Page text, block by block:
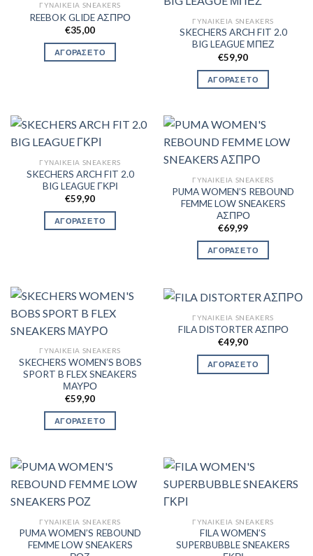
ΓΥΝΑΙΚΕΊΑ SNEAKERS
REEBOK GLIDE ΑΣΠΡΟ
€35,00
ΑΓΟΡΑΣΕ ΤΟ
ΓΥΝΑΙΚΕΊΑ SNEAKERS
SKECHERS ARCH FIT 2.0
BIG LEAGUE ΜΠΕΖ
€59,90
ΑΓΟΡΑΣΕ ΤΟ
ΓΥΝΑΙΚΕΊΑ SNEAKERS
SKECHERS ARCH FIT 2.0
BIG LEAGUE ΓΚΡΙ
€59,90
ΑΓΟΡΑΣΕ ΤΟ
ΓΥΝΑΙΚΕΊΑ SNEAKERS
PUMA WOMEN’S REBOUND
FEMME LOW SNEAKERS
ΑΣΠΡΟ
€69,99
ΑΓΟΡΑΣΕ ΤΟ
ΓΥΝΑΙΚΕΊΑ SNEAKERS
SKECHERS WOMEN’S BOBS
SPORT B FLEX SNEAKERS
ΜΑΥΡΟ
€59,90
ΑΓΟΡΑΣΕ ΤΟ
ΓΥΝΑΙΚΕΊΑ SNEAKERS
FILA DISTORTER ΑΣΠΡΟ
€49,90
ΑΓΟΡΑΣΕ ΤΟ
ΓΥΝΑΙΚΕΊΑ SNEAKERS
PUMA WOMEN’S REBOUND
FEMME LOW SNEAKERS
ΓΥΝΑΙΚΕΊΑ SNEAKERS
FILA WOMEN’S
SUPERBUBBLE SNEAKERS